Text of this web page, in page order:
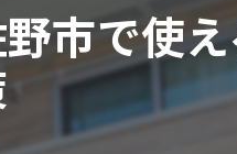
市で使